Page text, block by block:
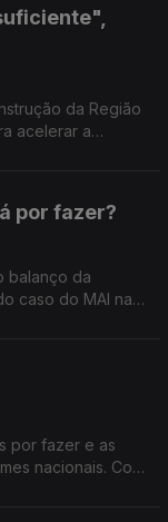
da Região
acelerar a
por fazer?
balanço da
caso do MAI na
por fazer e as
nacionais. Com